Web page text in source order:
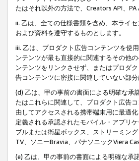
たはそれ以外の方法で、Creators API、
ii. 乙は、全ての仕様書類を含め、本ライ
および資料を遵守するものとします。
iii. 乙は、プロダクト広告コンテンツを使
ンテンツが最も直接的に関連するその他
ンテンツをリンクさせず、またはプロダ
告コンテンツに密接に関連していない部
(d) 乙は、甲の事前の書面による明確な承
たはこれらに関連して、プロダクト広告
由してアクセスされる携帯端末用に最適
定義される承認されたモバイル・アプリ
ブルまたは衛星ボックス、ストリーミン
TV、ソニーBravia、パナソニックViera
(e) 乙は、甲の事前の書面による明確な承